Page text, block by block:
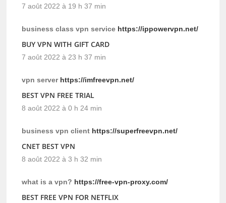
7 août 2022 à 19 h 37 min
business class vpn service https://ippowervpn.net/
BUY VPN WITH GIFT CARD
7 août 2022 à 23 h 37 min
vpn server https://imfreevpn.net/
BEST VPN FREE TRIAL
8 août 2022 à 0 h 24 min
business vpn client https://superfreevpn.net/
CNET BEST VPN
8 août 2022 à 3 h 32 min
what is a vpn? https://free-vpn-proxy.com/
BEST FREE VPN FOR NETFLIX